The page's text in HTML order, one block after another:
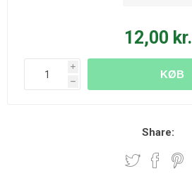
12,00 kr.
i
h
KØB
Share: